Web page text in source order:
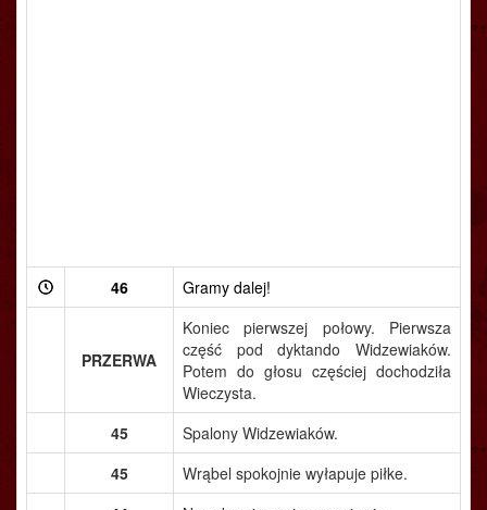
46 Gramy dalej!
PRZERWA
Koniec pierwszej połowy. Pierwsza
część pod dyktando Widzewiaków.
Potem do głosu częściej dochodziła
Wieczysta.
45
Spalony Widzewiaków.
45
Wrąbel spokojnie wyłapuje piłke.